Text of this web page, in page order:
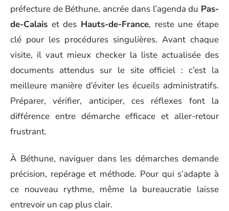
préfecture de Béthune, ancrée dans l’agenda du Pas-
de-Calais et des Hauts-de-France, reste une étape
clé pour les procédures singulières. Avant chaque
visite, il vaut mieux checker la liste actualisée des
documents attendus sur le site officiel : c’est la
meilleure manière d’éviter les écueils administratifs.
Préparer, vérifier, anticiper, ces réflexes font la
différence entre démarche efficace et aller-retour
frustrant.
À Béthune, naviguer dans les démarches demande
précision, repérage et méthode. Pour qui s’adapte à
ce nouveau rythme, même la bureaucratie laisse
entrevoir un cap plus clair.